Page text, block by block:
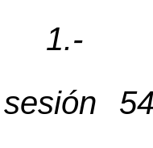
1.-
sesión